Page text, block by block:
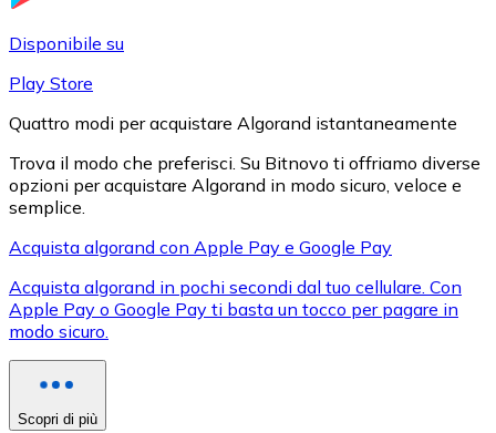
XRP
XRP
Vedi tutto
Disponibile su
Play Store
Quattro modi per acquistare Algorand istantaneamente
Trova il modo che preferisci. Su Bitnovo ti offriamo diverse
opzioni per acquistare Algorand in modo sicuro, veloce e
semplice.
Acquista algorand con Apple Pay e Google Pay
Acquista algorand in pochi secondi dal tuo cellulare. Con
Apple Pay o Google Pay ti basta un tocco per pagare in
modo sicuro.
Scopri di più